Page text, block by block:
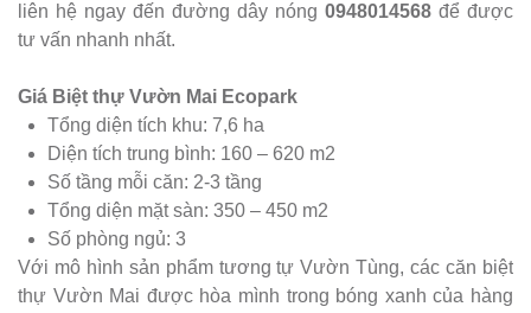
liên hệ ngay đến đường dây nóng 0948014568 để được
tư vấn nhanh nhất.
Giá Biệt thự Vườn Mai Ecopark
Tổng diện tích khu: 7,6 ha
Diện tích trung bình: 160 – 620 m2
Số tầng mỗi căn: 2-3 tầng
Tổng diện mặt sàn: 350 – 450 m2
Số phòng ngủ: 3
Với mô hình sản phẩm tương tự Vườn Tùng, các căn biệt
thự Vườn Mai được hòa mình trong bóng xanh của hàng